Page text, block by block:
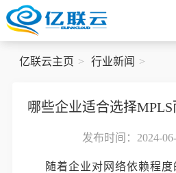
亿联云主页 行业新闻
哪些企业适合选择MPLS
发布时间：2024-
随着企业对网络依赖程